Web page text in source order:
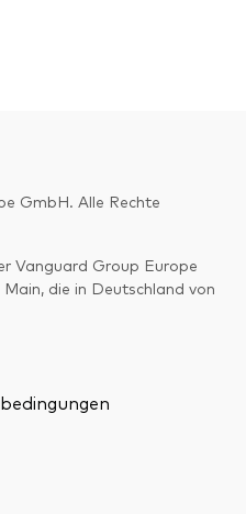
GmbH. Alle Rechte
Vanguard Group Europe
die in Deutschland von